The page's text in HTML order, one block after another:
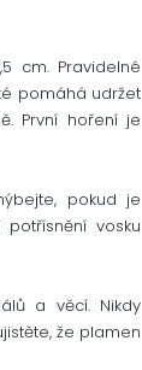
cm. Pravidelné
pomáhá udržet
První hoření je
pokud je
vosku
a věcí. Nikdy
že plamen